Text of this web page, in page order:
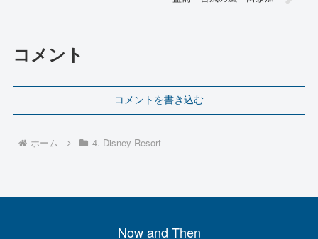
コメント
コメントを書き込む
ホーム 4. Disney Resort
Now and Then